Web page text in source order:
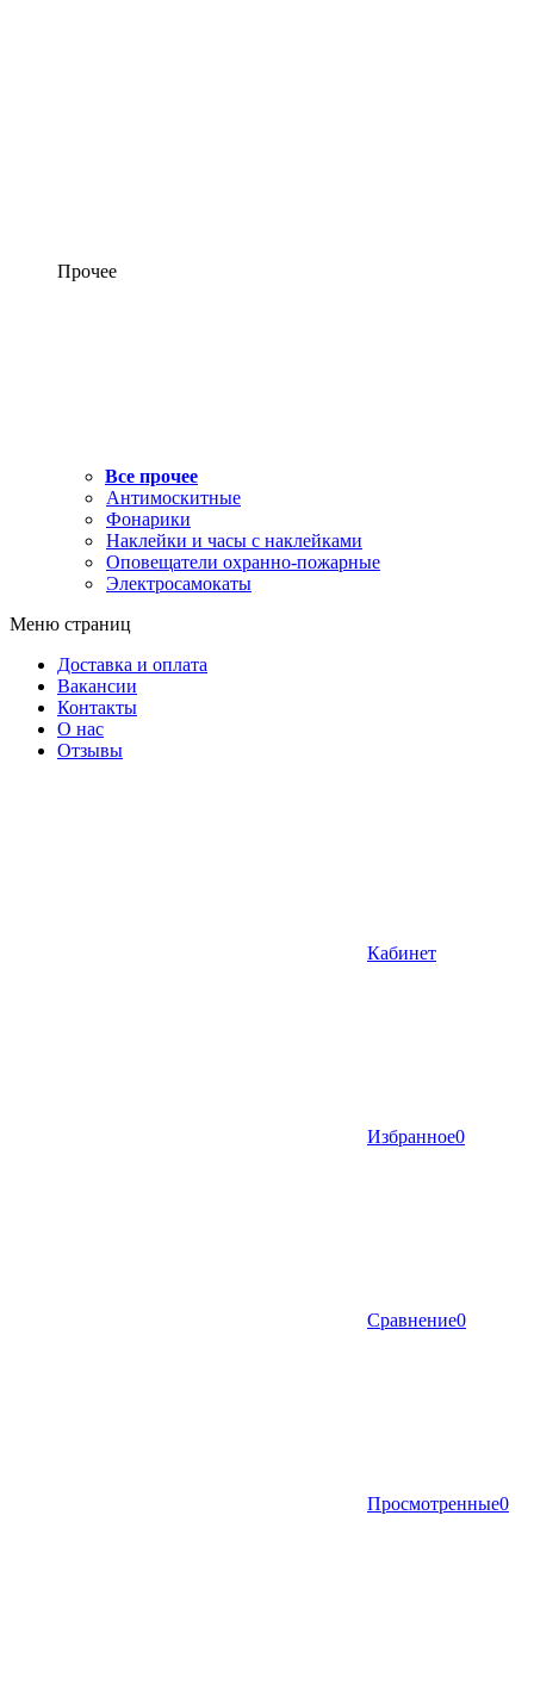
Прочее
Все прочее
Антимоскитные
Фонарики
Наклейки и часы с наклейками
Оповещатели охранно-пожарные
Электросамокаты
Меню страниц
Доставка и оплата
Вакансии
Контакты
О нас
Отзывы
Кабинет
Избранное0
Сравнение0
Просмотренные0